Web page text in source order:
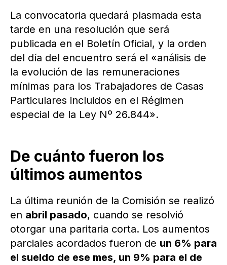
La convocatoria quedará plasmada esta
tarde en una resolución que será
publicada en el Boletín Oficial, y la orden
del día del encuentro será el «análisis de
la evolución de las remuneraciones
mínimas para los Trabajadores de Casas
Particulares incluidos en el Régimen
especial de la Ley Nº 26.844».
De cuánto fueron los
últimos aumentos
La última reunión de la Comisión se realizó
en abril pasado, cuando se resolvió
otorgar una paritaria corta. Los aumentos
parciales acordados fueron de un 6% para
el sueldo de ese mes, un 9% para el de